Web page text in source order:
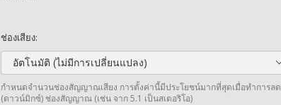
ช่องเสียง:
อัตโนมัติ (ไม่มีการเปลี่ยนแปลง)
กำหนดจำนวนช่องสัญญาณเสียง การตั้งค่านี้มีประโยชน์มากที่สุดเมื่อทำการลด
(ดาวน์มิกซ์) ช่องสัญญาณ (เช่น จาก 5.1 เป็นสเตอริโอ)